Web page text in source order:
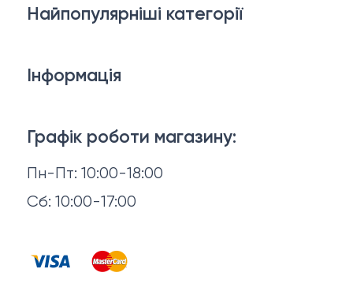
Графік роботи магазину:
Пн-Пт: 10:00-18:00
Сб: 10:00-17:00
Найпопулярніші категорії
Взуття
Головні убори
Запальнички
Інформація
Відгуки
Договір оферти